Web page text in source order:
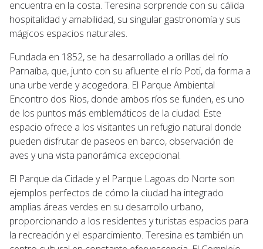
encuentra en la costa. Teresina sorprende con su cálida
hospitalidad y amabilidad, su singular gastronomía y sus
mágicos espacios naturales.
Fundada en 1852, se ha desarrollado a orillas del río
Parnaíba, que, junto con su afluente el río Poti, da forma a
una urbe verde y acogedora. El Parque Ambiental
Encontro dos Rios, donde ambos ríos se funden, es uno
de los puntos más emblemáticos de la ciudad. Este
espacio ofrece a los visitantes un refugio natural donde
pueden disfrutar de paseos en barco, observación de
aves y una vista panorámica excepcional.
El Parque da Cidade y el Parque Lagoas do Norte son
ejemplos perfectos de cómo la ciudad ha integrado
amplias áreas verdes en su desarrollo urbano,
proporcionando a los residentes y turistas espacios para
la recreación y el esparcimiento. Teresina es también un